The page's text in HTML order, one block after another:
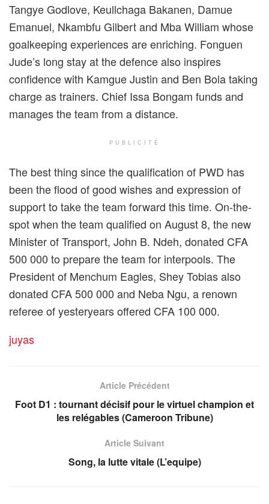
Tangye Godlove, Keullchaga Bakanen, Damue
Emanuel, Nkambfu Gilbert and Mba William whose
goalkeeping experiences are enriching. Fonguen
Jude’s long stay at the defence also inspires
confidence with Kamgue Justin and Ben Bola taking
charge as trainers. Chief Issa Bongam funds and
manages the team from a distance.
PUBLICITÉ
The best thing since the qualification of PWD has
been the flood of good wishes and expression of
support to take the team forward this time. On-the-
spot when the team qualified on August 8, the new
Minister of Transport, John B. Ndeh, donated CFA
500 000 to prepare the team for interpools. The
President of Menchum Eagles, Shey Tobias also
donated CFA 500 000 and Neba Ngu, a renown
referee of yesteryears offered CFA 100 000.
juyas
Article Précédent
Foot D1 : tournant décisif pour le virtuel champion et
les relégables (Cameroon Tribune)
Article Suivant
Song, la lutte vitale (L’equipe)